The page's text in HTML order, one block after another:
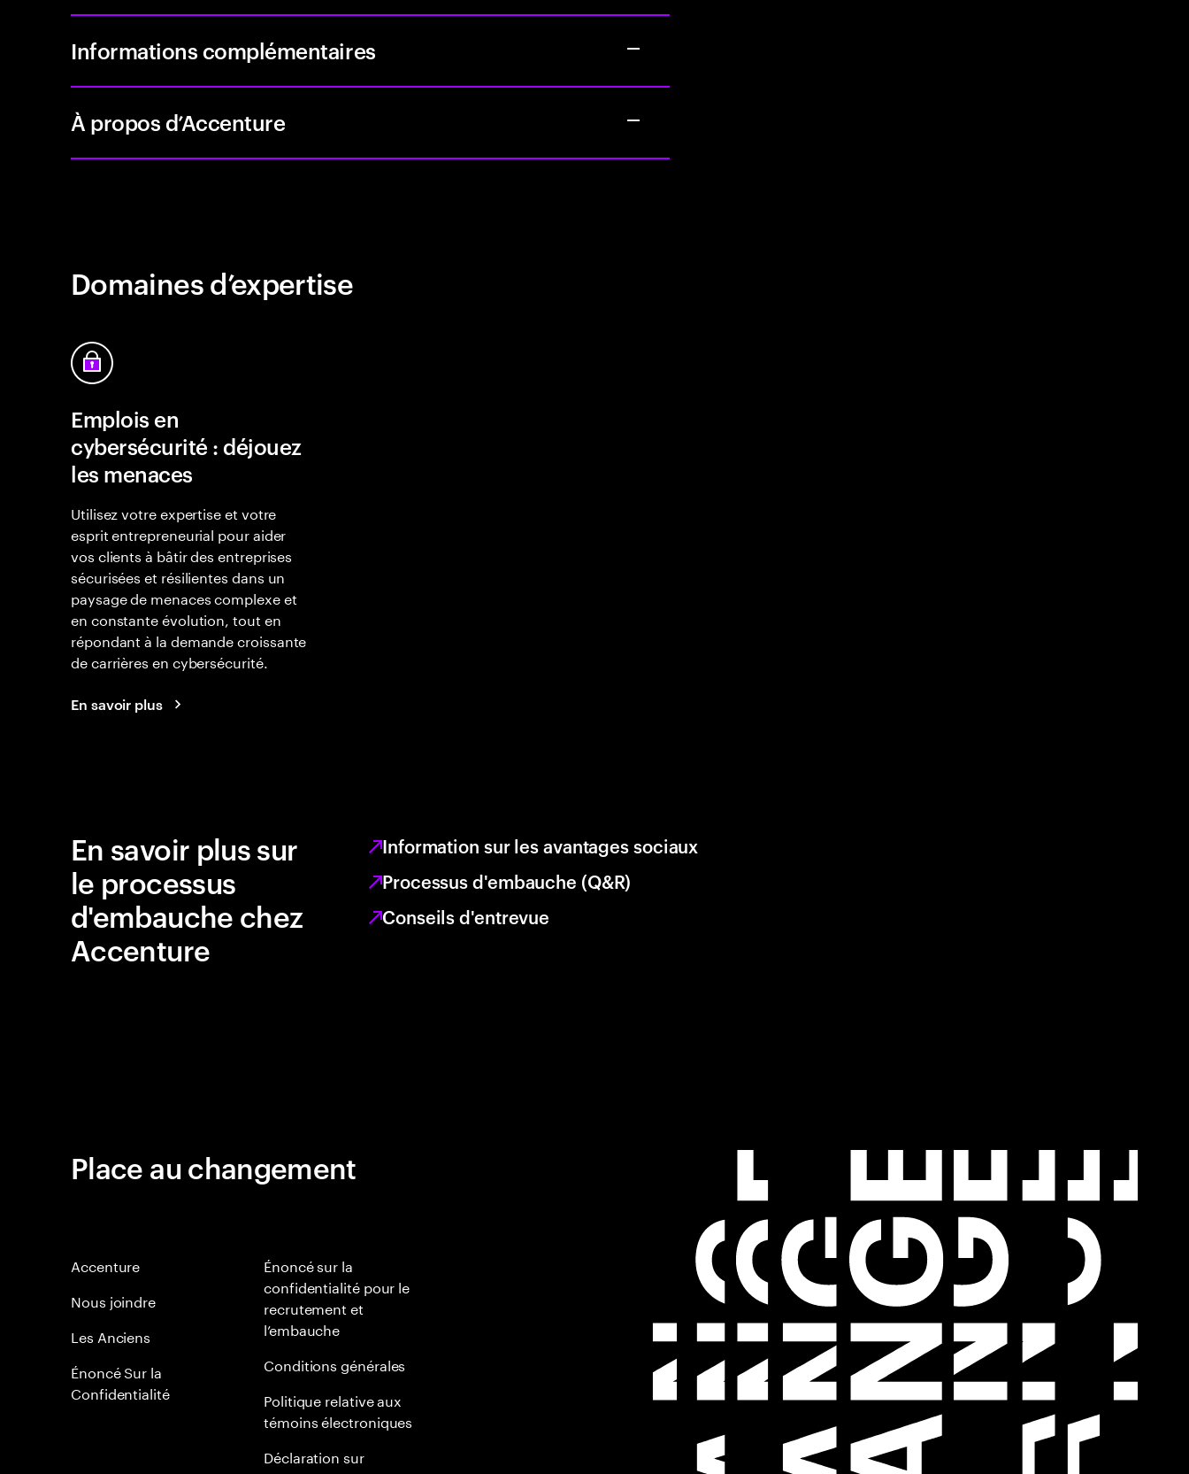
Informations complémentaires
À propos d’Accenture
Domaines d’expertise
Emplois en
cybersécurité : déjouez
les menaces
Utilisez votre expertise et votre
esprit entrepreneurial pour aider
vos clients à bâtir des entreprises
sécurisées et résilientes dans un
paysage de menaces complexe et
en constante évolution, tout en
répondant à la demande croissante
de carrières en cybersécurité.
En savoir plus
En savoir plus sur
le processus
d'embauche chez
Accenture
Information sur les avantages sociaux
Processus d'embauche (Q&R)
Conseils d'entrevue
Place au changement
Accenture
Nous joindre
Les Anciens
Énoncé Sur la
Confidentialité
Énoncé sur la
confidentialité pour le
recrutement et
l’embauche
Conditions générales
Politique relative aux
témoins électroniques
Déclaration sur